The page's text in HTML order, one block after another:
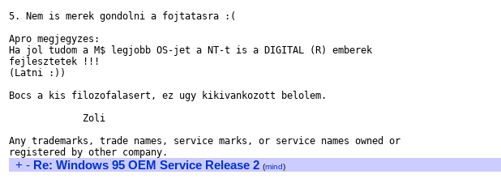
5. Nem is merek gondolni a fojtatasra :(
Apro megjegyzes:
Ha jol tudom a M$ legjobb OS-jet a NT-t is a DIGITAL (R) emberek
fejlesztetek !!!
(Latni :))
Bocs a kis filozofalasert, ez ugy kikivankozott belolem.
             Zoli
Any trademarks, trade names, service marks, or service names owned or
+ - Re: Windows 95 OEM Service Release 2 (mind)